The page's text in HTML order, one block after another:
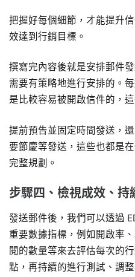
把握好每個細節，才能提升
效達到行銷目標。
撰寫完內容後就是安排郵件
需要有策略地進行安排的。
是比較容易被開啟信件的，
提前預告並固定時間發送，
要節慶等發送，這些也都是
完整規劃。
步驟四、檢視成效、持
發送郵件後，我們可以透過
重要數據指標，例如開啟率
閱的數量等來去評估每次的
點，再持續的進行測試、調整